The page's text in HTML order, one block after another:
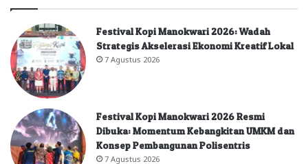
Festival Kopi Manokwari 2026: Wadah
Strategis Akselerasi Ekonomi Kreatif Lokal
7 Agustus 2026
Festival Kopi Manokwari 2026 Resmi
Dibuka: Momentum Kebangkitan UMKM dan
Konsep Pembangunan Polisentris
7 Agustus 2026